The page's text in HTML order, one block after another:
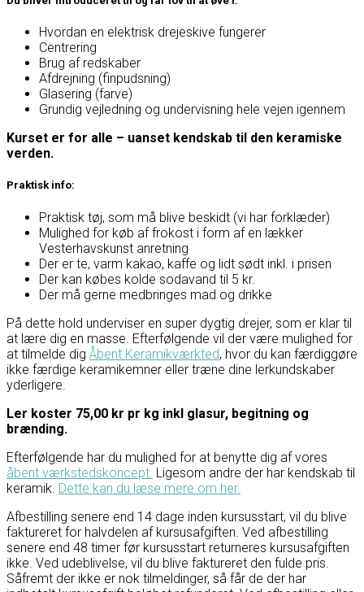
Hvordan en elektrisk drejeskive fungerer
Centrering
Brug af redskaber
Afdrejning (finpudsning)
Glasering (farve)
Grundig vejledning og undervisning hele vejen igennem
Kurset er for alle – uanset kendskab til den keramiske
verden.
Praktisk info:
Praktisk tøj, som må blive beskidt (vi har forklæder)
Mulighed for køb af frokost i form af en lækker
Vesterhavskunst anretning
Der er te, varm kakao, kaffe og lidt sødt inkl. i prisen
Der kan købes kolde sodavand til 5 kr.
Der må gerne medbringes mad og drikke
På dette hold underviser en super dygtig drejer, som er klar til
at lære dig en masse. Efterfølgende vil der være mulighed for
at tilmelde dig Åbent Keramikværkted, hvor du kan færdiggøre
ikke færdige keramikemner eller træne dine lerkundskaber
yderligere.
Ler koster 75,00 kr pr kg inkl glasur, begitning og
brænding.
Efterfølgende har du mulighed for at benytte dig af vores
åbent værkstedskoncept. Ligesom andre der har kendskab til
keramik. Dette kan du læse mere om her.
Afbestilling senere end 14 dage inden kursusstart, vil du blive
faktureret for halvdelen af kursusafgiften. Ved afbestilling
senere end 48 timer før kursusstart returneres kursusafgiften
ikke. Ved udeblivelse, vil du blive faktureret den fulde pris.
Såfremt der ikke er nok tilmeldinger, så får de der har